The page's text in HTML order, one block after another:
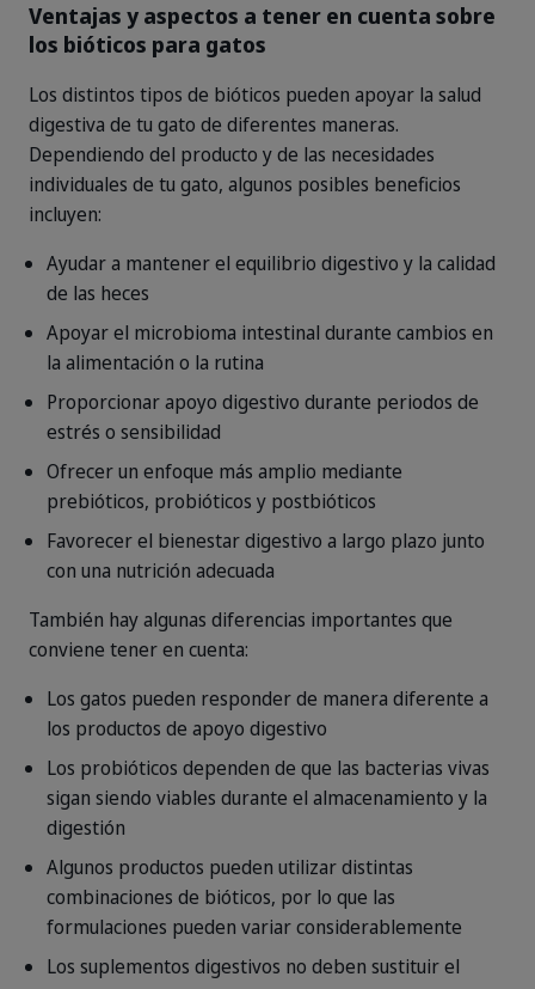
Ventajas y aspectos a tener en cuenta sobre
los bióticos para gatos
Los distintos tipos de bióticos pueden apoyar la salud
digestiva de tu gato de diferentes maneras.
Dependiendo del producto y de las necesidades
individuales de tu gato, algunos posibles beneficios
incluyen:
Ayudar a mantener el equilibrio digestivo y la calidad
de las heces
Apoyar el microbioma intestinal durante cambios en
la alimentación o la rutina
Proporcionar apoyo digestivo durante periodos de
estrés o sensibilidad
Ofrecer un enfoque más amplio mediante
prebióticos, probióticos y postbióticos
Favorecer el bienestar digestivo a largo plazo junto
con una nutrición adecuada
También hay algunas diferencias importantes que
conviene tener en cuenta:
Los gatos pueden responder de manera diferente a
los productos de apoyo digestivo
Los probióticos dependen de que las bacterias vivas
sigan siendo viables durante el almacenamiento y la
digestión
Algunos productos pueden utilizar distintas
combinaciones de bióticos, por lo que las
formulaciones pueden variar considerablemente
Los suplementos digestivos no deben sustituir el